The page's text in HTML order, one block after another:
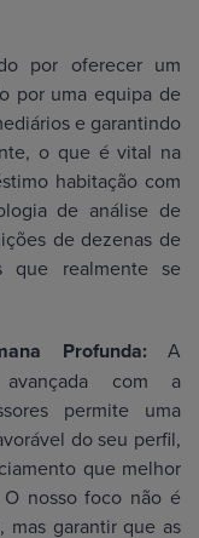
por oferecer um
por uma equipa de
e garantindo
o que é vital na
habitação com
de análise de
de dezenas de
que realmente se
Profunda: A
com a
permite uma
do seu perfil,
que melhor
nosso foco não é
mas garantir que as